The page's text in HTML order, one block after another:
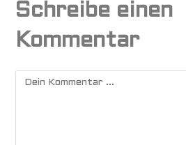
Schreibe einen
Kommentar